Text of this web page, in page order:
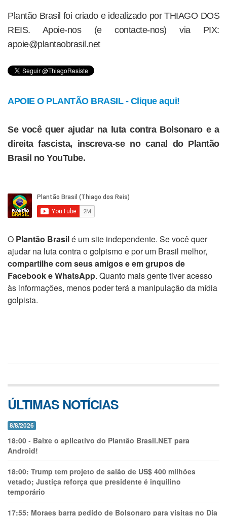
Plantão Brasil foi criado e idealizado por THIAGO DOS
REIS. Apoie-nos (e contacte-nos) via PIX:
apoie@plantaobrasil.net
APOIE O PLANTÃO BRASIL - Clique aqui!
Se você quer ajudar na luta contra Bolsonaro e a
direita fascista, inscreva-se no canal do Plantão
Brasil no YouTube.
O Plantão Brasilé um site independente. Se você quer
ajudar na luta contra o golpismo e por um Brasil melhor,
compartilhe com seus amigos e em grupos de
Facebook e WhatsApp. Quanto mais gente tiver acesso
às informações, menos poder terá a manipulação da mídia
golpista.
ÚLTIMAS NOTÍCIAS
8/8/2026
18:00 - Baixe o aplicativo do Plantão Brasil.NET para
Android!
18:00: Trump tem projeto de salão de US$ 400 milhões
vetado; Justiça reforça que presidente é inquilino
temporário
17:55: Moraes barra pedido de Bolsonaro para visitas no Dia